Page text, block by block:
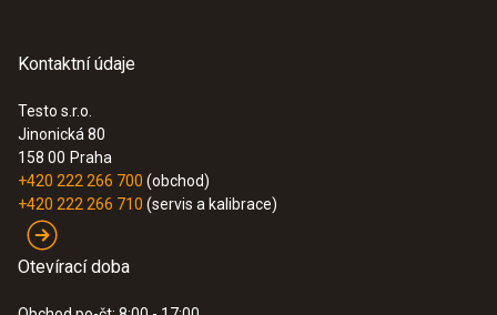
Kontaktní údaje
Testo s.r.o.
Jinonická 80
158 00 Praha
+420 222 266 700 (obchod)
+420 222 266 710 (servis a kalibrace)
Otevírací doba